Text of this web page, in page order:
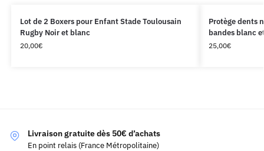
Lot de 2 Boxers pour Enfant Stade Toulousain
Rugby Noir et blanc
20,00€
Protège dents
bandes blanc
25,00€
Livraison gratuite dès 50€ d’achats
En point relais (France Métropolitaine)